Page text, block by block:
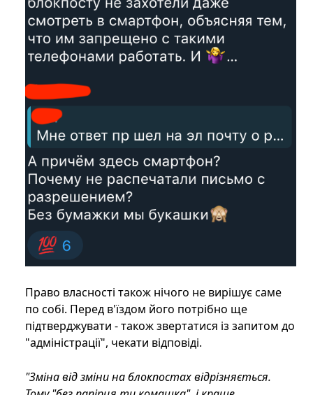
Право власності також нічого не вирішує саме
по собі. Перед в'їздом його потрібно ще
підтверджувати - також звертатися із запитом до
"адміністрації", чекати відповіді.
"Зміна від зміни на блокпостах відрізняється.